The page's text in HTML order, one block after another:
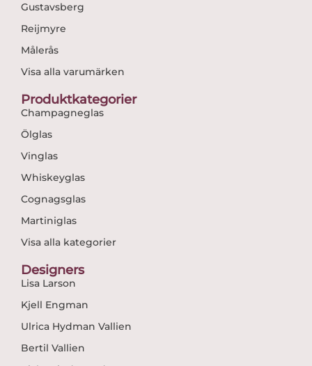
Gustavsberg
Reijmyre
Målerås
Visa alla varumärken
Produktkategorier
Champagneglas
Ölglas
Vinglas
Whiskeyglas
Cognagsglas
Martiniglas
Visa alla kategorier
Designers
Lisa Larson
Kjell Engman
Ulrica Hydman Vallien
Bertil Vallien